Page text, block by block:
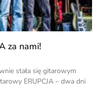
za nami!
stała się gitarowym
ERUPCJA – dwa dni